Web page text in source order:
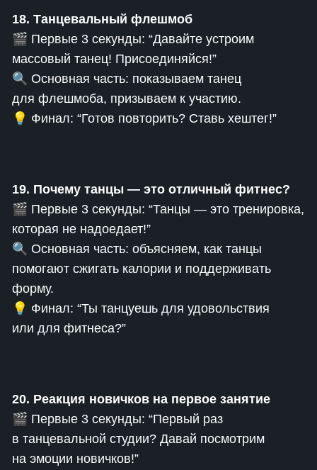
18. Танцевальный флешмоб
🎬 Первые 3 секунды: “Давайте устроим
массовый танец! Присоединяйся!”
🔍 Основная часть: показываем танец
для флешмоба, призываем к участию.
💡 Финал: “Готов повторить? Ставь хештег!”
19. Почему танцы — это отличный фитнес?
🎬 Первые 3 секунды: “Танцы — это тренировка,
которая не надоедает!”
🔍 Основная часть: объясняем, как танцы
помогают сжигать калории и поддерживать
форму.
💡 Финал: “Ты танцуешь для удовольствия
или для фитнеса?”
20. Реакция новичков на первое занятие
🎬 Первые 3 секунды: “Первый раз
в танцевальной студии? Давай посмотрим
на эмоции новичков!”